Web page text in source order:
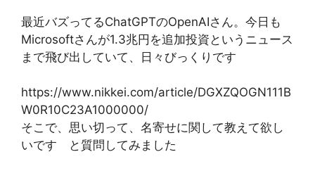
最近バズってるChatGPTのOpenAIさん。今日も
Microsoftさんが1.3兆円を追加投資というニュース
まで飛び出していて、日々びっくりです
https://www.nikkei.com/article/DGXZQOGN111B
W0R10C23A1000000/
そこで、思い切って、名寄せに関して教えて欲し
いです と質問してみました